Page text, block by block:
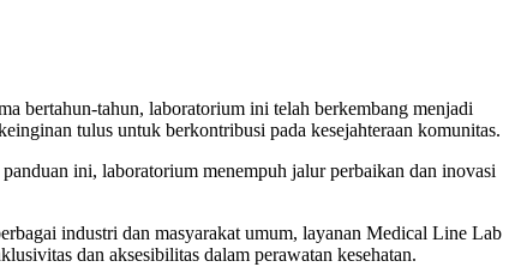
bertahun-tahun, laboratorium ini telah berkembang menjadi
tulus untuk berkontribusi pada kesejahteraan komunitas.
ini, laboratorium menempuh jalur perbaikan dan inovasi
industri dan masyarakat umum, layanan Medical Line Lab
dan aksesibilitas dalam perawatan kesehatan.